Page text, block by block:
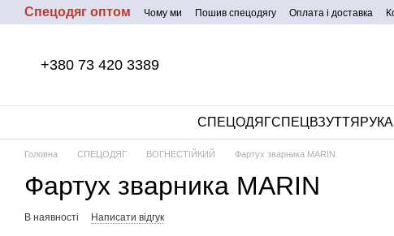
Перейти до основного контенту
Спецодяг оптом Чому ми Пошив спецодягу Оплата і доставка
+380 73 420 3389
СПЕЦОДЯГСПЕЦВЗУТТЯ
Головна СПЕЦОДЯГ ВОГНЕСТІЙКИЙ Фартух зварника MARIN
Фартух зварника MARIN
В наявності Написати відгук